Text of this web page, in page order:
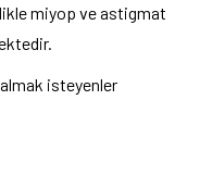
miyop ve astigmat
isteyenler